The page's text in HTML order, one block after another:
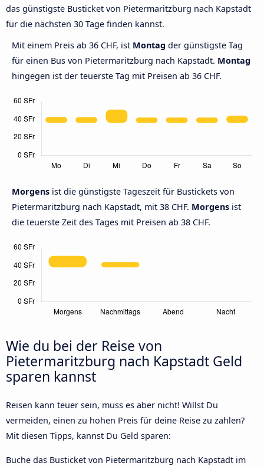
das günstigste Busticket von Pietermaritzburg nach Kapstadt
für die nächsten 30 Tage finden kannst.
Mit einem Preis ab 36 CHF, ist Montag der günstigste Tag
für einen Bus von Pietermaritzburg nach Kapstadt. Montag
hingegen ist der teuerste Tag mit Preisen ab 36 CHF.
Morgens ist die günstigste Tageszeit für Bustickets von
Pietermaritzburg nach Kapstadt, mit 38 CHF. Morgens ist
die teuerste Zeit des Tages mit Preisen ab 38 CHF.
Wie du bei der Reise von
Pietermaritzburg nach Kapstadt Geld
sparen kannst
Reisen kann teuer sein, muss es aber nicht! Willst Du
vermeiden, einen zu hohen Preis für deine Reise zu zahlen?
Mit diesen Tipps, kannst Du Geld sparen:
Buche das Busticket von Pietermaritzburg nach Kapstadt im